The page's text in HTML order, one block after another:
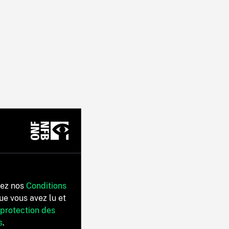
nos Conditions
vous avez lu et
des
.